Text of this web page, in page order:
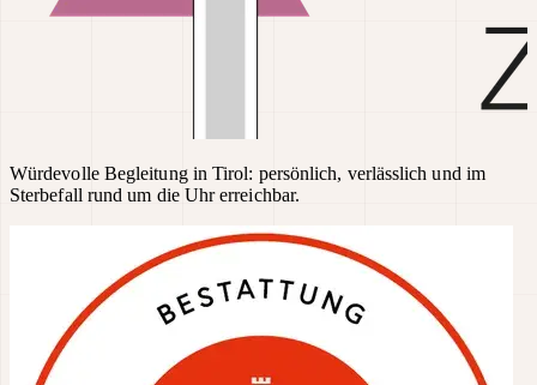
Würdevolle Begleitung in Tirol: persönlich, verlässlich und im
Sterbefall rund um die Uhr erreichbar.